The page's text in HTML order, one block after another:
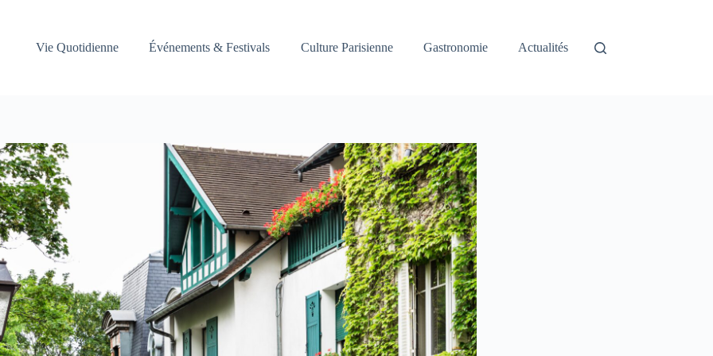
Vie Quotidienne
Événements & Festivals Culture Parisienne Gastronomie Actualités